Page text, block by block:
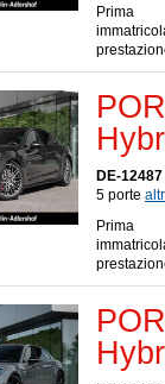
Prima
DE-
5 porte
Prima